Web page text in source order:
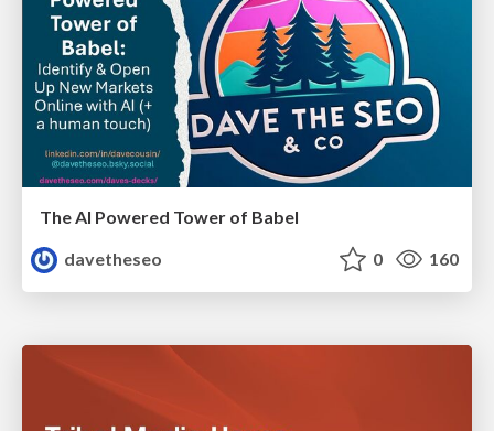
The AI Powered Tower of Babel
davetheseo
0 160